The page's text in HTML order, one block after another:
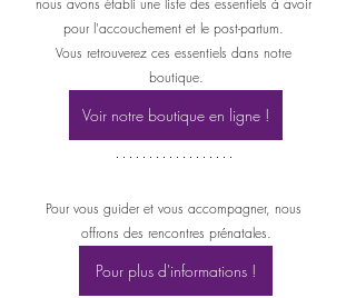
nous avons établi une liste des essentiels à avoir
pour l'accouchement et le post-partum.
Vous retrouverez ces essentiels dans notre
boutique.
Voir notre boutique en ligne !
Pour vous guider et vous accompagner, nous
offrons des rencontres prénatales.
Pour plus d'informations !